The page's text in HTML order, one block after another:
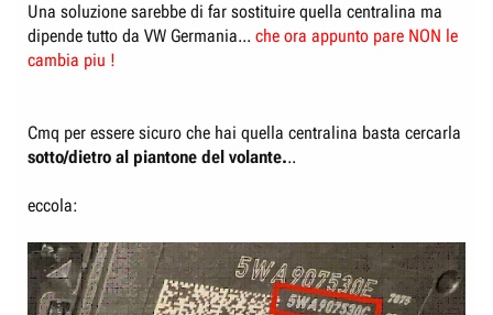
Una soluzione sarebbe di far sostituire quella centralina ma
dipende tutto da VW Germania... che ora appunto pare NON le
cambia piu !
Cmq per essere sicuro che hai quella centralina basta cercarla
sotto/dietro al piantone del volante...
eccola: